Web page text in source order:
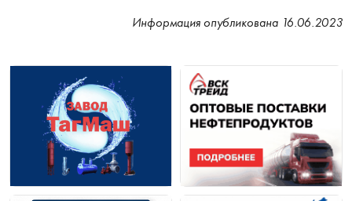
Информация опубликована 16.06.2023